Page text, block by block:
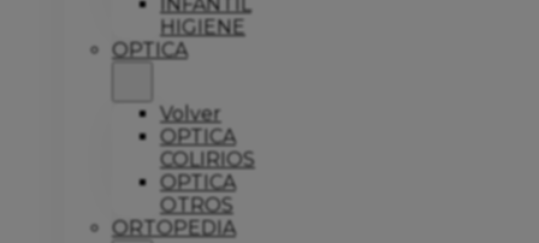
HIGIENE
OPTICA
Volver
OPTICA
COLIRIOS
OPTICA
OTROS
ORTOPEDIA